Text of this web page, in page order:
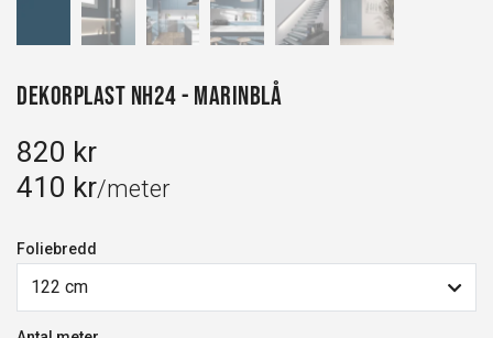
Dekorplast NH24 - Marinblå
820 kr
410 kr/meter
Foliebredd
122 cm